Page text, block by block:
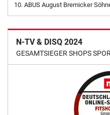
ABUS August Bremicker
N-TV & DISQ 2024
GESAMTSIEGER SHOPS